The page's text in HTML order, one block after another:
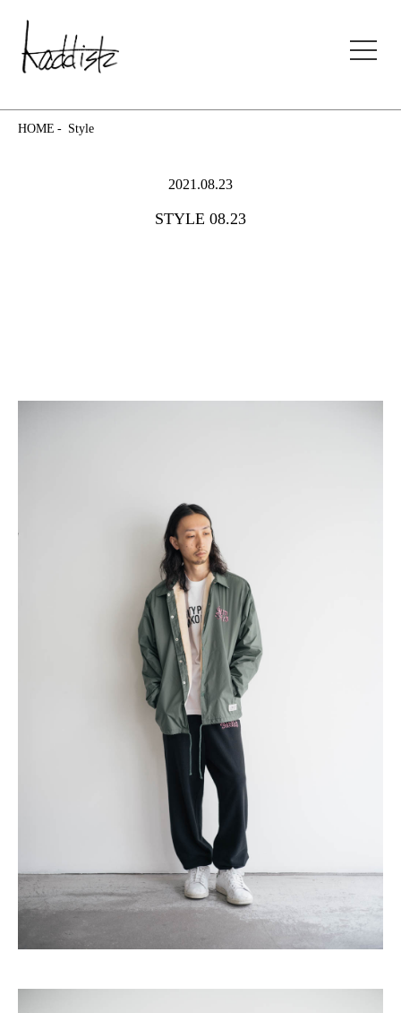
kaddish development store
HOME Style
2021.08.23
STYLE 08.23